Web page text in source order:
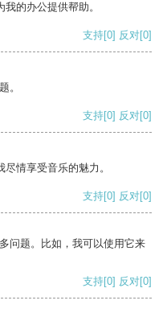
的办公提供帮助。
支持[0] 反对[0]
。
支持[0] 反对[0]
情享受音乐的魅力。
支持[0] 反对[0]
问题。比如，我可以使用它来
支持[0] 反对[0]